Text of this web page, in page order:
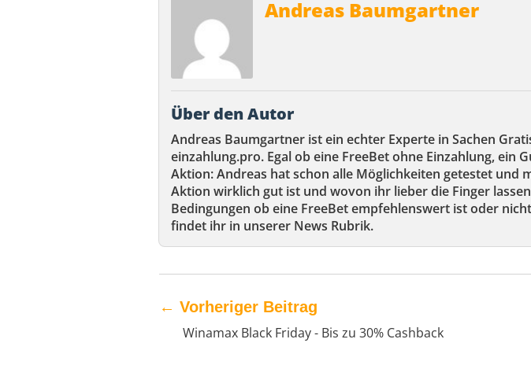
Andreas Baumgartner
Über den Autor
Andreas Baumgartner ist ein echter Experte in Sachen
einzahlung.pro. Egal ob eine FreeBet ohne Einzahlung, ein
Aktion: Andreas hat schon alle Möglichkeiten getestet und
Aktion wirklich gut ist und wovon ihr lieber die Finger
Bedingungen ob eine FreeBet empfehlenswert ist oder
findet ihr in unserer News Rubrik.
← Vorheriger Beitrag
Winamax Black Friday - Bis zu 30% Cashback